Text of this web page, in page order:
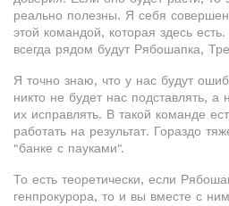
реально полезны. Я себя
этой командой, которая здесь
всегда рядом будут Рябошапка,
Я точно знаю, что у нас будут
никто не будет нас подставлять, а
их исправлять. В такой команде
работать на результат. Гораздо
"банке с пауками".
То есть теоретически, если
генпрокурора, то и вы вместе с